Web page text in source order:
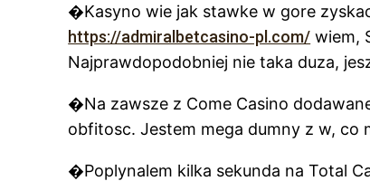
�Kasyno wie jak stawke w gore
https://admiralbetcasino-pl.com/ wiem,
Najprawdopodobniej nie taka duza,
�Na zawsze z Come Casino
obfitosc. Jestem mega dumny z w, co
�Poplynalem kilka sekunda na Total